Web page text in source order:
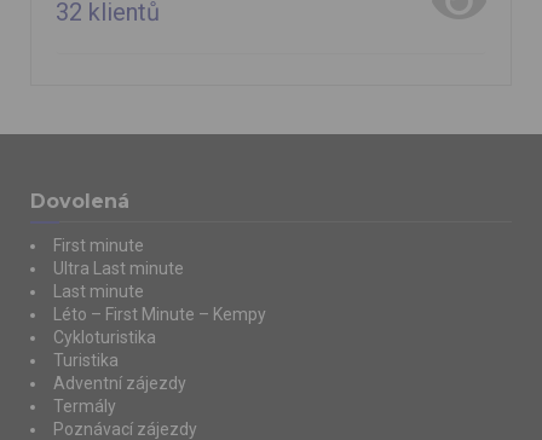
32 klientů
Dovolená
First minute
Ultra Last minute
Last minute
Léto – First Minute – Kempy
Cykloturistika
Turistika
Adventní zájezdy
Termály
Poznávací zájezdy